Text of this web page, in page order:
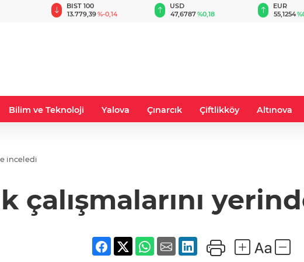
BIST 100
13.779,39%-0,14
USD
47,6787%0,18
EUR
55,1254
Bilim ve Teknoloji Yalova Çınarcık Çiftlikköy Altınova
inceledi
çalışmalarını